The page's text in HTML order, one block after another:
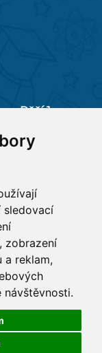
sledovací
zobrazení
a reklam,
návštěvnosti.
Pěší 1